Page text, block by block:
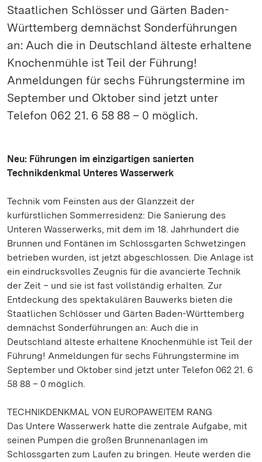
Staatlichen Schlösser und Gärten Baden-
Württemberg demnächst Sonderführungen
an: Auch die in Deutschland älteste erhaltene
Knochenmühle ist Teil der Führung!
Anmeldungen für sechs Führungstermine im
September und Oktober sind jetzt unter
Telefon 062 21. 6 58 88 – 0 möglich.
Neu: Führungen im einzigartigen sanierten
Technikdenkmal Unteres Wasserwerk
Technik vom Feinsten aus der Glanzzeit der
kurfürstlichen Sommerresidenz: Die Sanierung des
Unteren Wasserwerks, mit dem im 18. Jahrhundert die
Brunnen und Fontänen im Schlossgarten Schwetzingen
betrieben wurden, ist jetzt abgeschlossen. Die Anlage ist
ein eindrucksvolles Zeugnis für die avancierte Technik
der Zeit – und sie ist fast vollständig erhalten. Zur
Entdeckung des spektakulären Bauwerks bieten die
Staatlichen Schlösser und Gärten Baden-Württemberg
demnächst Sonderführungen an: Auch die in
Deutschland älteste erhaltene Knochenmühle ist Teil der
Führung! Anmeldungen für sechs Führungstermine im
September und Oktober sind jetzt unter Telefon 062 21. 6
58 88 – 0 möglich.
TECHNIKDENKMAL VON EUROPAWEITEM RANG
Das Untere Wasserwerk hatte die zentrale Aufgabe, mit
seinen Pumpen die großen Brunnenanlagen im
Schlossgarten zum Laufen zu bringen. Heute werden die